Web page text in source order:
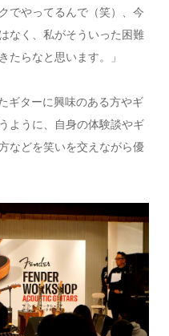
でやってるんで（笑）、今
なく、私がそういった困難
たらなと思います。」
ギターに興味のある方やギ
ように、自身の体験談やギ
などを笑いを交えながら優